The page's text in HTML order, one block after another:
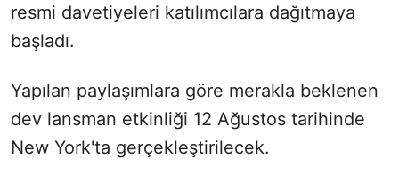
resmi davetiyeleri katılımcılara dağıtmaya
başladı.
Yapılan paylaşımlara göre merakla beklenen
dev lansman etkinliği 12 Ağustos tarihinde
New York'ta gerçekleştirilecek.